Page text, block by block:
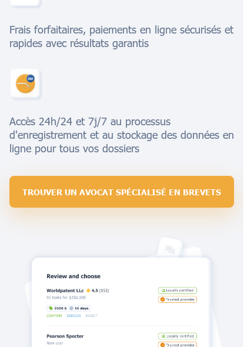
Frais forfaitaires, paiements en ligne sécurisés et
rapides avec résultats garantis
Accès 24h/24 et 7j/7 au processus
d'enregistrement et au stockage des données en
ligne pour tous vos dossiers
TROUVER UN AVOCAT SPÉCIALISÉ EN BREVETS